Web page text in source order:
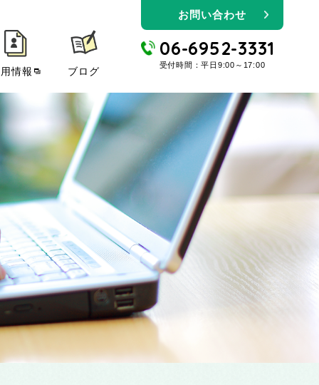
情報 ブログ
お問い合わせ
06-6952-3331
受付時間：平日9:00～17:00